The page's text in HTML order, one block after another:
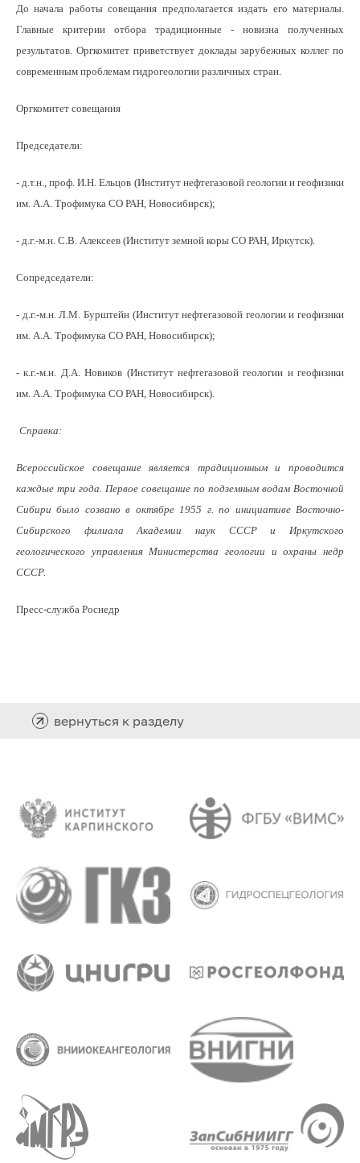
До начала работы совещания предполагается издать его материалы.
Главные критерии отбора традиционные - новизна полученных
результатов. Оргкомитет приветствует доклады зарубежных коллег по
современным проблемам гидрогеологии различных стран.
Оргкомитет совещания
Председатели:
- д.т.н., проф. И.Н. Ельцов (Институт нефтегазовой геологии и геофизики
им. А.А. Трофимука СО РАН, Новосибирск);
- д.г.-м.н. С.В. Алексеев (Институт земной коры СО РАН, Иркутск).
Сопредседатели:
- д.г.-м.н. Л.М. Бурштейн (Институт нефтегазовой геологии и геофизики
им. А.А. Трофимука СО РАН, Новосибирск);
- к.г.-м.н. Д.А. Новиков (Институт нефтегазовой геологии и геофизики
им. А.А. Трофимука СО РАН, Новосибирск).
Справка:
Всероссийское совещание является традиционным и проводится
каждые три года. Первое совещание по подземным водам Восточной
Сибири было созвано в октябре 1955 г. по инициативе Восточно-
Сибирского филиала Академии наук СССР и Иркутского
геологического управления Министерства геологии и охраны недр
СССР.
Пресс-служба Роснедр
вернуться к разделу